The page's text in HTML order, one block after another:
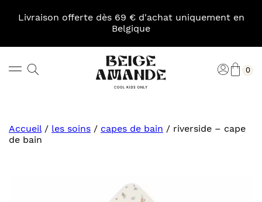
Livraison offerte dès 69 € d'achat uniquement en
Belgique
Rechercher 0
Accueil/ les soins / capes de bain / riverside – cape
de bain